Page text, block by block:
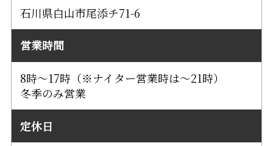
石川県白山市尾添チ71-6
営業時間
8時～17時（※ナイター営業時は～21時）
冬季のみ営業
定休日